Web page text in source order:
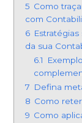
5 Como
com
6
da sua
6.1
7 Defina
8 Como
9 Como